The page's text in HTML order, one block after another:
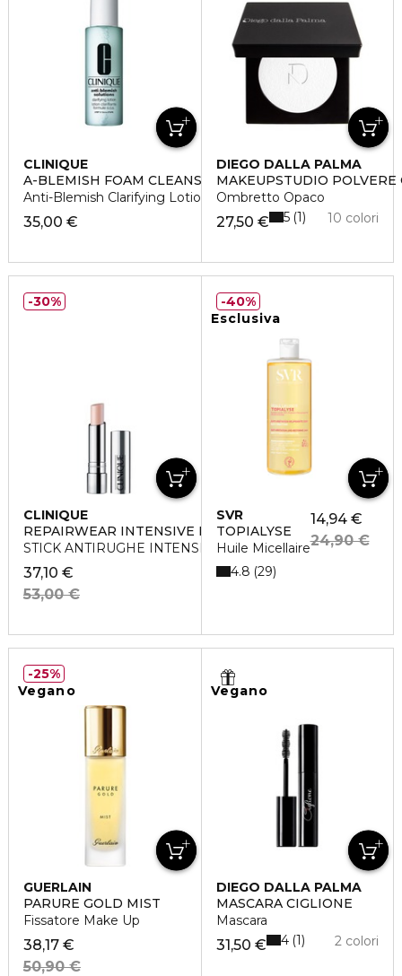
CLINIQUE
A-BLEMISH FOAM CLEANSING 12
Anti-Blemish Clarifying Lotion
35,00 €
DIEGO DALLA PALMA
MAKEUPSTUDIO
Ombretto Opaco
27,50 € 10 colori
5 1
CLINIQUE
REPAIRWEAR INTENSIVE LIP TREATMENT
STICK ANTIRUGHE INTENSIVO LABBRA
37,10 €
53,00 €
30%
Esclusiva
SVR
TOPIALYSE
Huile Micellaire
14,94 €
24,90 €
4.8 29
40%
Vegano
GUERLAIN
PARURE GOLD MIST
Fissatore Make Up
38,17 €
50,90 €
25%
Vegano
DIEGO DALLA PALMA
MASCARA CIGLIONE
Mascara
31,50 € 2 colori
4 1